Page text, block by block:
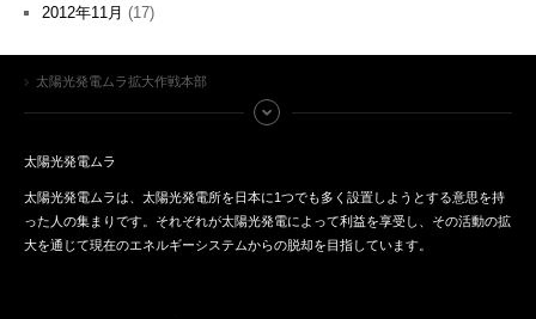
2012年11月 (17)
太陽光発電ムラ拡大作戦本部
太陽光発電ムラ
太陽光発電ムラは、太陽光発電所を日本に1つでも多く設置しようとする意思を持
った人の集まりです。それぞれが太陽光発電によって利益を享受し、その活動の拡
大を通じて現在のエネルギーシステムからの脱却を目指しています。